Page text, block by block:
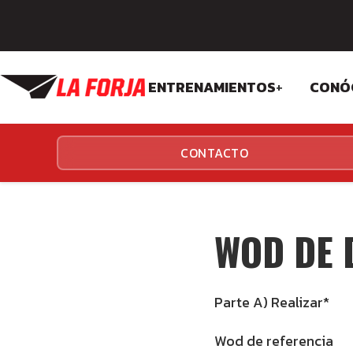
ENTRENAMIENTOS+
CROSSFIT
FUNCIONALES
CONTACTO
WOD
Parte A) Realizar*
Wod de referencia